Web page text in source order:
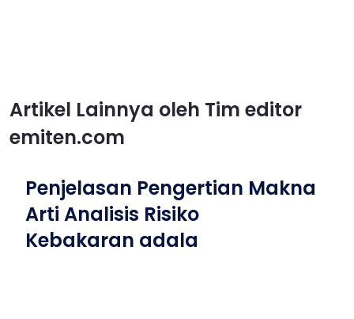
Artikel Lainnya oleh Tim editor
emiten.com
Penjelasan Pengertian Makna
Arti Analisis Risiko
Kebakaran adala